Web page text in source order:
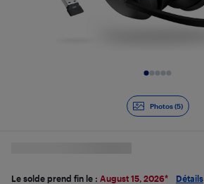
Photos (5)
Le solde prend fin le : August 15, 2026* Détails